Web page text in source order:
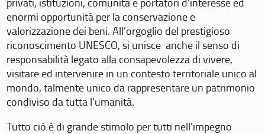
privati, istituzioni, comunità e portatori d’interesse ed
enormi opportunità per la conservazione e
valorizzazione dei beni. All’orgoglio del prestigioso
riconoscimento UNESCO, si unisce anche il senso di
responsabilità legato alla consapevolezza di vivere,
visitare ed intervenire in un contesto territoriale unico al
mondo, talmente unico da rappresentare un patrimonio
condiviso da tutta l’umanità.
Tutto ciò è di grande stimolo per tutti nell’impegno